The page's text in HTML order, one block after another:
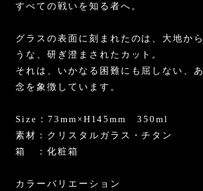
すべての戦いを知る者へ。
グラスの表面に刻まれたのは、大地か
うな、研ぎ澄まされたカット。
それは、いかなる困難にも屈しない、
念を象徴しています。
Size：73mm×H145mm 350ml
素材：クリスタルガラス・チタン
箱 ：化粧箱
カラーバリエーション